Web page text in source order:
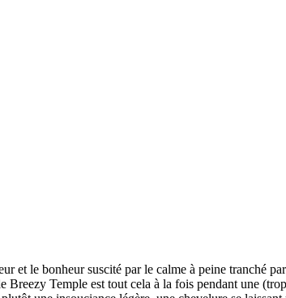
et le bonheur suscité par le calme à peine tranché
Temple est tout cela à la fois pendant une